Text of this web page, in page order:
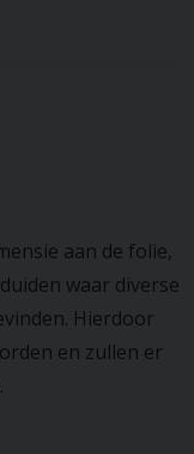
aan de folie,
waar diverse
Hierdoor
en zullen er